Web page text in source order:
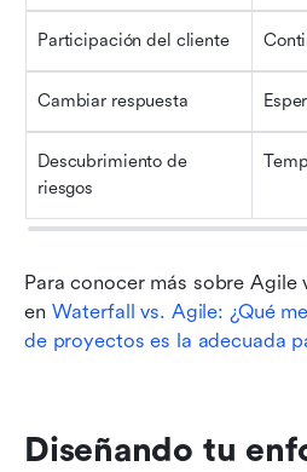
Participación del cliente
Cambiar respuesta
Descubrimiento de
riesgos
Para conocer más sobre
en Waterfall vs. Agile: ¿Qué
de proyectos es la adecuada
Diseñando tu